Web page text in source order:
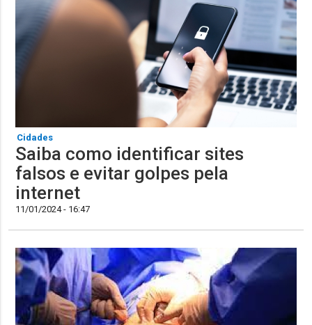
Cidades
Saiba como identificar sites
falsos e evitar golpes pela
internet
11/01/2024 - 16:47